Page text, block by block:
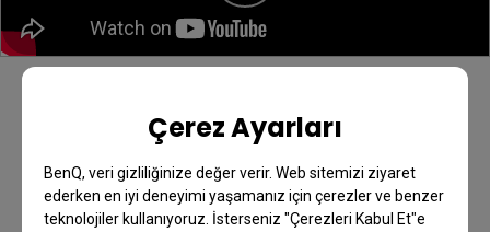
Çerez Ayarları
BenQ, veri gizliliğinize değer verir. Web sitemizi ziyaret
ederken en iyi deneyimi yaşamanız için çerezler ve benzer
teknolojiler kullanıyoruz. İsterseniz "Çerezleri Kabul Et"e
Ultimate ile Nasıl Kalibre Edersiniz